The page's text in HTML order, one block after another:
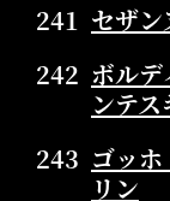
241 セザ
242 ボル
ンテ
243 ゴッ
リン